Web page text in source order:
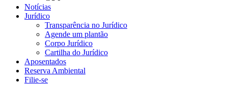
Notícias
Jurídico
Transparência no Jurídico
Agende um plantão
Corpo Jurídico
Cartilha do Jurídico
Aposentados
Reserva Ambiental
Filie-se